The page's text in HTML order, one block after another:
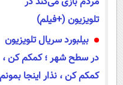
تلویزیون (+فیلم)
بیلبورد سریال تلویزیون
در سطح شهر ؛ کمکم کن ،
کمکم کن ، نذار اینجا بمونم